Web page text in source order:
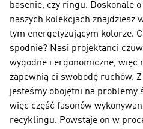
basenie, czy ringu. Doskonale
naszych kolekcjach znajdziesz
tym energetyzującym kolorze.
spodnie? Nasi projektanci
wygodne i ergonomiczne, więc
zapewnią ci swobodę ruchów.
jesteśmy obojętni na problemy
więc część fasonów
recyklingu. Powstaje on w